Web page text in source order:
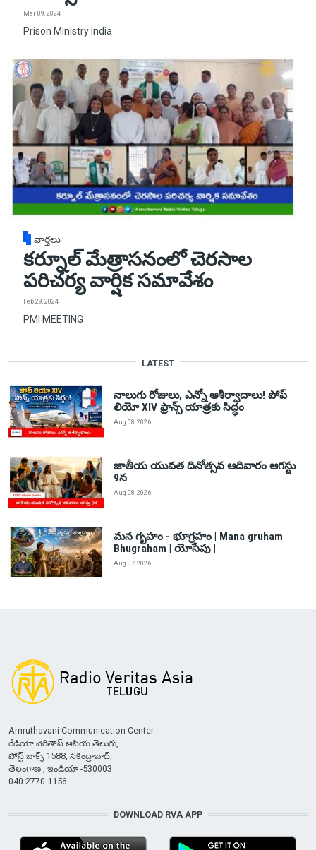
Mar 09, 2024
Prison Ministry India
వార్తలు
కర్నూల్ మేత్రాసనంలో చెరసాల
పరిచర్య వార్షిక సమావేశం
Feb 29, 2024
PMI MEETING
LATEST
నాలుగు రోజులు, ఎన్నో ఆశీర్వాదాలు! పోప్
లియో XIV ఫ్రాన్స్ యాత్రకు సిద్ధం
Aug 08, 2026
జాతీయ యువత దినోత్సవ ఆదివారం ఆగస్టు
9న
Aug 08, 2026
మన గృహం - భూగ్రహం | Mana gruham
Bhugraham | యోసేపు |
Aug 07, 2026
Amruthavani Communication Center
రేడియో వెరితాస్ ఆసియ తెలుగు,
పోస్ట్ బాక్స్ 1588, సికింద్రాబాద్,
తెలంగాణ , ఇండియా -530003
040 2770 1156
DOWNLOAD RVA APP